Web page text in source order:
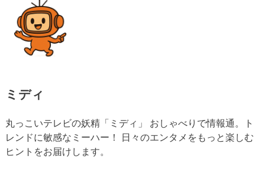
ミディ
丸っこいテレビの妖精「ミディ」 おしゃべりで情報通。ト
レンドに敏感なミーハー！ 日々のエンタメをもっと楽しむ
ヒントをお届けします。